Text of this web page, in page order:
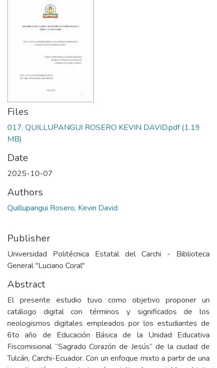
Files
017. QUILLUPANGUI ROSERO KEVIN DAVID.pdf(1.19
MB)
Date
2025-10-07
Authors
Quillupangui Rosero, Kevin David
Publisher
Universidad Politécnica Estatal del Carchi - Biblioteca
General "Luciano Coral"
Abstract
El presente estudio tuvo como objetivo proponer un
catálogo digital con términos y significados de los
neologismos digitales empleados por los estudiantes de
6to año de Educación Básica de la Unidad Educativa
Fiscomisional “Sagrado Corazón de Jesús” de la ciudad de
Tulcán, Carchi-Ecuador. Con un enfoque mixto a partir de una